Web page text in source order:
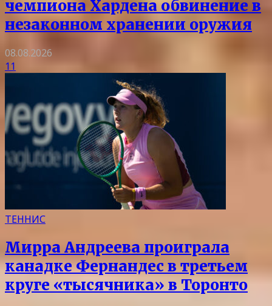
чемпиона Хардена обвинение в
незаконном хранении оружия
08.08.2026
11
ТЕННИС
Мирра Андреева проиграла
канадке Фернандес в третьем
круге «тысячника» в Торонто